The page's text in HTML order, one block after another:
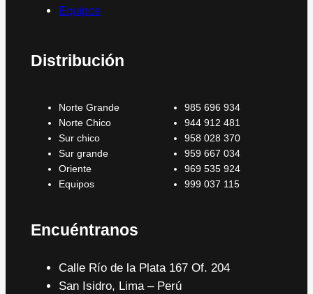
Equipos
Distribución
Norte Grande
Norte Chico
Sur chico
Sur grande
Oriente
Equipos
985 696 934
944 912 481
958 028 370
959 667 034
969 535 924
999 037 115
Encuéntranos
Calle Río de la Plata 167 Of. 204
San Isidro, Lima – Perú